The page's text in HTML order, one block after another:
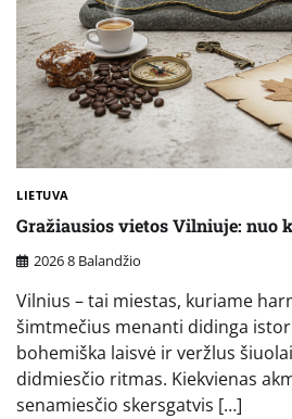
LIETUVA
Gražiausios vietos Vilniuje: nuo
2026 8 Balandžio
Vilnius – tai miestas, kuriame
šimtmečius menanti didinga
bohemiška laisvė ir veržlus
didmiesčio ritmas. Kiekvienas
senamiesčio skersgatvis […]